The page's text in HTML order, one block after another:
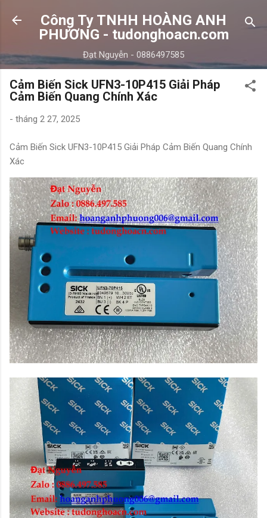
Chuyển đến nội dung chính
Công Ty TNHH HOÀNG ANH
PHƯƠNG - tudonghoacn.com
Đạt Nguyễn - 0886497585
Cảm Biến Sick UFN3-10P415 Giải Pháp
Cảm Biến Quang Chính Xác
- tháng 2 27, 2025
Cảm Biến Sick UFN3-10P415 Giải Pháp Cảm Biến Quang Chính
Xác